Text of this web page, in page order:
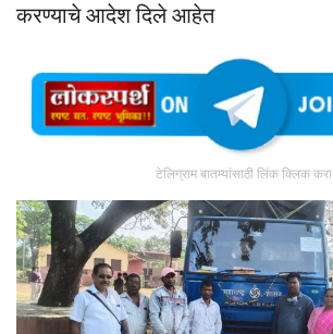
करण्याचे आदेश दिले आहेत
टेलिग्राम बातम्यांसाठी लिंक क्लिक करा